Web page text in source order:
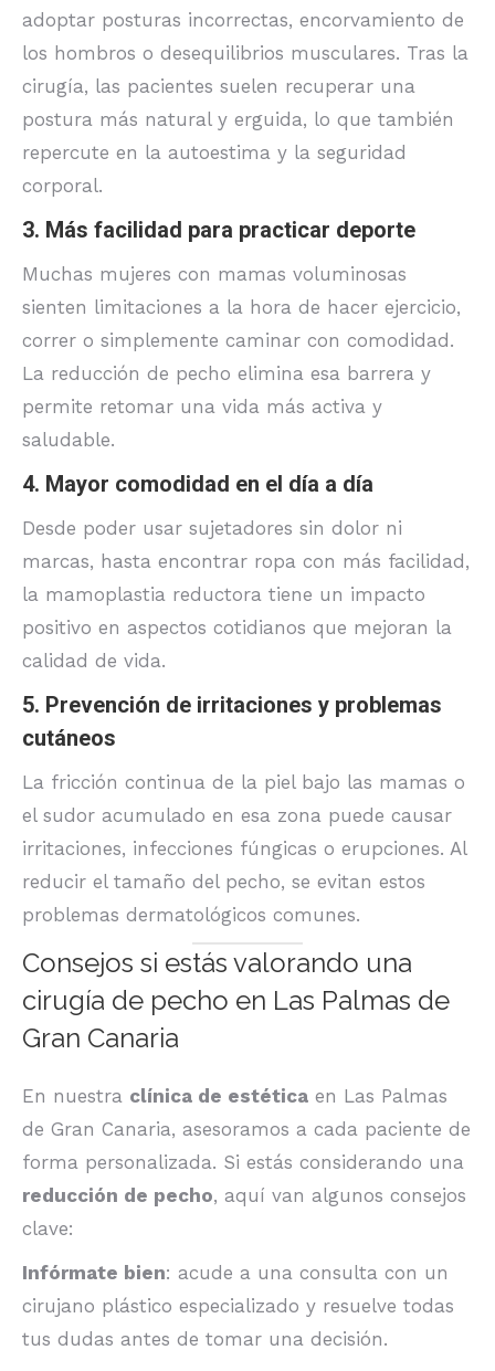
adoptar posturas incorrectas, encorvamiento de
los hombros o desequilibrios musculares. Tras la
cirugía, las pacientes suelen recuperar una
postura más natural y erguida, lo que también
repercute en la autoestima y la seguridad
corporal.
3. Más facilidad para practicar deporte
Muchas mujeres con mamas voluminosas
sienten limitaciones a la hora de hacer ejercicio,
correr o simplemente caminar con comodidad.
La reducción de pecho elimina esa barrera y
permite retomar una vida más activa y
saludable.
4. Mayor comodidad en el día a día
Desde poder usar sujetadores sin dolor ni
marcas, hasta encontrar ropa con más facilidad,
la mamoplastia reductora tiene un impacto
positivo en aspectos cotidianos que mejoran la
calidad de vida.
5. Prevención de irritaciones y problemas
cutáneos
La fricción continua de la piel bajo las mamas o
el sudor acumulado en esa zona puede causar
irritaciones, infecciones fúngicas o erupciones. Al
reducir el tamaño del pecho, se evitan estos
problemas dermatológicos comunes.
Consejos si estás valorando una
cirugía de pecho en Las Palmas de
Gran Canaria
En nuestra clínica de estética en Las Palmas
de Gran Canaria, asesoramos a cada paciente de
forma personalizada. Si estás considerando una
reducción de pecho, aquí van algunos consejos
clave:
Infórmate bien: acude a una consulta con un
cirujano plástico especializado y resuelve todas
tus dudas antes de tomar una decisión.